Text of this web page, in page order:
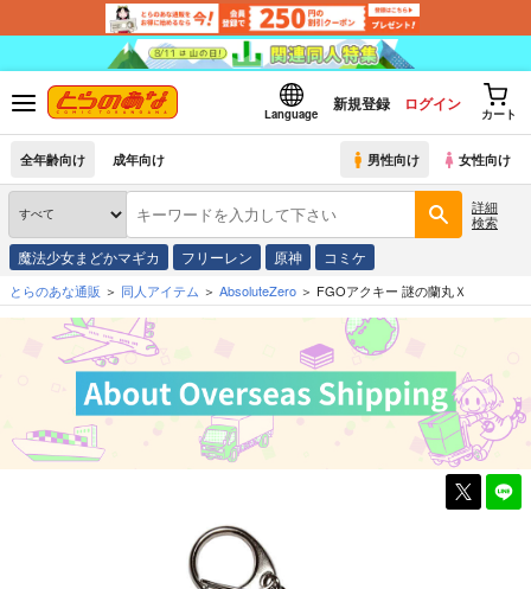
Language
新規登録 ログイン
カート
全年齢向け 成年向け 男性向け 女性向け
詳細
検索
魔法少女まどかマギカ フリーレン 原神 コミケ
とらのあな通販 同人アイテム AbsoluteZero FGOアクキー 謎の蘭丸Ｘ